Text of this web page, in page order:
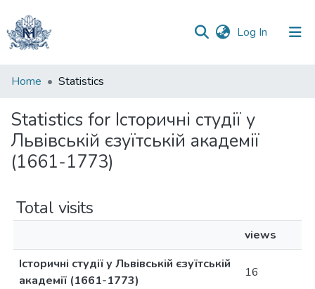
Log In (current)
Communities
Collections
All of DSpace
Home Statistics
Statistics for Історичні студії у
Львівській єзуїтській академії
(1661-1773)
Total visits
views
Історичні студії у Львівській єзуїтській
академії (1661-1773)
16